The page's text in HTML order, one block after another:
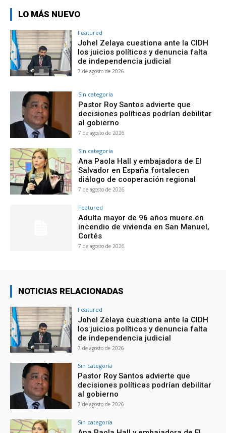
LO MÁS NUEVO
Featured
Johel Zelaya cuestiona ante la CIDH
los juicios políticos y denuncia falta
de independencia judicial
7 de agosto de 2026
Sin categoría
Pastor Roy Santos advierte que
decisiones políticas podrían debilitar
al gobierno
7 de agosto de 2026
Sin categoría
Ana Paola Hall y embajadora de El
Salvador en España fortalecen
diálogo de cooperación regional
7 de agosto de 2026
Featured
Adulta mayor de 96 años muere en
incendio de vivienda en San Manuel,
Cortés
7 de agosto de 2026
NOTICIAS RELACIONADAS
Featured
Johel Zelaya cuestiona ante la CIDH
los juicios políticos y denuncia falta
de independencia judicial
7 de agosto de 2026
Sin categoría
Pastor Roy Santos advierte que
decisiones políticas podrían debilitar
al gobierno
7 de agosto de 2026
Sin categoría